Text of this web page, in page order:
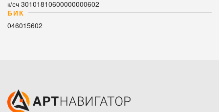
к/сч 30101810600000000602
БИК
046015602